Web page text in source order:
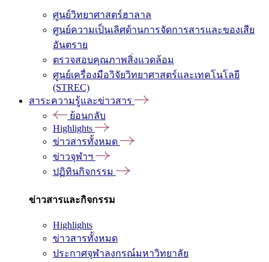
ศูนย์วิทยาศาสตร์ฮาลาล
ศูนย์ความเป็นเลิศด้านการจัดการสารและของเสีย
อันตราย
ตรวจสอบคุณภาพสิ่งแวดล้อม
ศูนย์เครื่องมือวิจัยวิทยาศาสตร์และเทคโนโลยี
(STREC)
สาระความรู้และข่าวสาร
ย้อนกลับ
Highlights
ข่าวสารทั้งหมด
ข่าวจุฬาฯ
ปฏิทินกิจกรรม
ข่าวสารและกิจกรรม
Highlights
ข่าวสารทั้งหมด
ประกาศจุฬาลงกรณ์มหาวิทยาลัย